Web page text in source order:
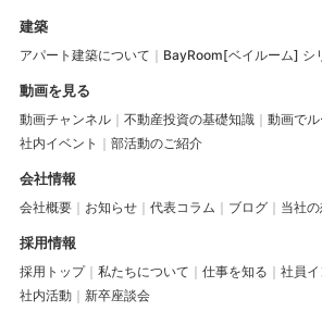
建築
アパート建築について BayRoom[ベイルーム] シ
動画を見る
動画チャンネル 不動産投資の基礎知識
動画で
社内イベント
部活動のご紹介
会社情報
会社概要 お知らせ 代表コラム ブログ 当社
採用情報
採用トップ 私たちについて 仕事を知る 社員
社内活動
新卒座談会